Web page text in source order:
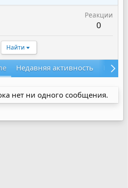
Реакции
0
Найти
Недавняя активность
нет ни одного сообщения.